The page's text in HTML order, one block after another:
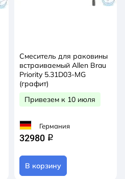
Смеситель для раковины
встраиваемый Allen Brau
Priority 5.31D03-MG
(графит)
Привезем к 10 июля
Германия
32980 q
В корзину